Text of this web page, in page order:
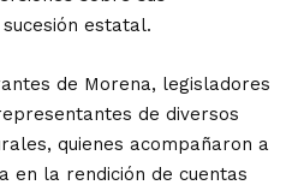
estatal.
de Morena, legisladores
de diversos
quienes acompañaron a
en la rendición de cuentas